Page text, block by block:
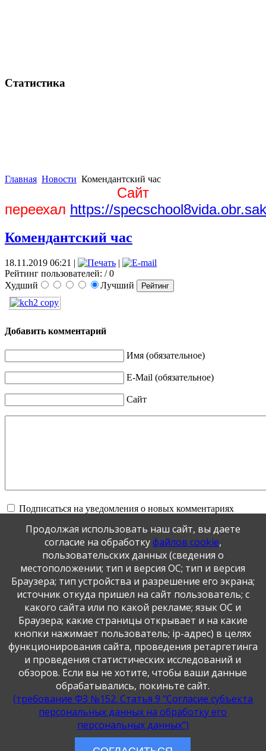
Статистика
Главная Новости Комендантский час
Сайт
переехал https://
Комендантский час
18.11.2019 06:21 |
|
Рейтинг пользователей: / 0
Худший
Лучший
Добавить комментарий
Имя (обязательное)
E-Mail (обязательное)
Сайт
Подписаться на уведомления о новых комментариях
Отправить
JComments
Публикация персональных данных, в том числе
фотографий, производится в соответствии с
Федеральным законом от 27.07.2006 г. № 152-ФЗ " О
персональных данных", с согласия субъекта персональных
данных".
Продолжая использовать наш сайт, вы даете
согласие на обработкуфайлов cookie,
пользовательских данных (сведения о
местоположении; тип и версия ОС; тип и версия
Браузера; тип устройства и разрешение его экрана;
источник откуда пришел на сайт пользователь; с
какого сайта или по какой рекламе; язык ОС и
Браузера; какие страницы открывает и на какие
кнопки нажимает пользователь; ip-адрес) в целях
функционирования сайта, проведения ретаргетинга
и проведения статистических исследований и
обзоров. Если вы не хотите, чтобы ваши данные
обрабатывались, покиньте сайт.
(требование ФЗ №152. Статья 9 "Согласие субъекта
персональных данных на обработку его
персональных данных")